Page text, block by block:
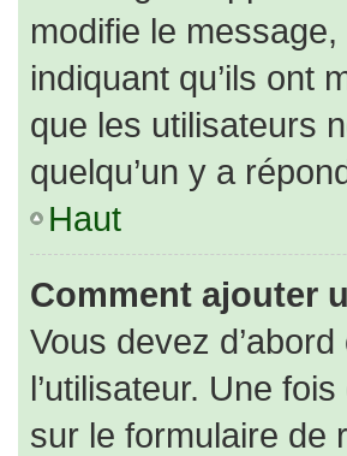
modifie le
indiquant qu’ils ont
que les utilisateurs
quelqu’un y a
Haut
Comment ajouter
Vous devez
l’utilisateur. Une
sur le formulaire de